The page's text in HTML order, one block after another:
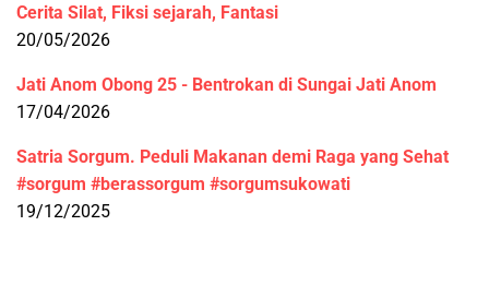
Cerita Silat, Fiksi sejarah, Fantasi
20/05/2026
Jati Anom Obong 25 - Bentrokan di Sungai Jati Anom
17/04/2026
Satria Sorgum. Peduli Makanan demi Raga yang Sehat
#sorgum #berassorgum #sorgumsukowati
19/12/2025